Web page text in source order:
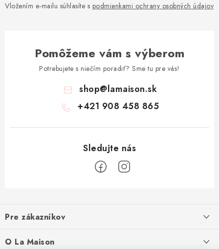
Vložením e-mailu súhlasíte s podmienkami ochrany osobných údajov
Pomôžeme vám s výberom
Potrebujete s niečím poradiť? Sme tu pre vás!
shop@lamaison.sk
+421 908 458 865
p
ä
Pre zákazníkov
O La Maison